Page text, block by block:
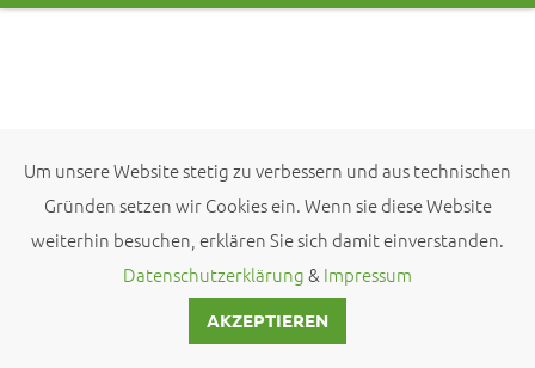
Um unsere Website stetig zu verbessern und aus technischen
Gründen setzen wir Cookies ein. Wenn sie diese Website
weiterhin besuchen, erklären Sie sich damit einverstanden.
Datenschutzerklärung& Impressum
AKZEPTIEREN